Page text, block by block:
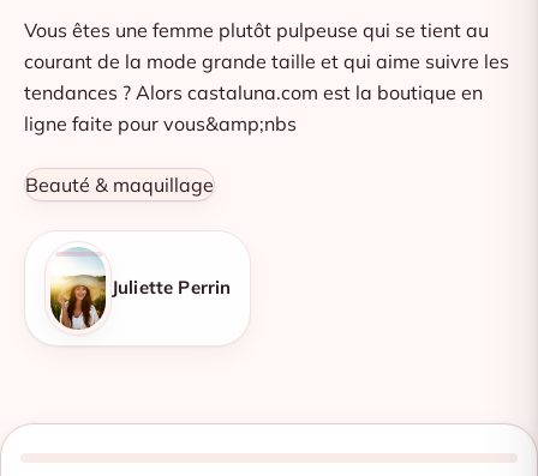
Vous êtes une femme plutôt pulpeuse qui se tient au
courant de la mode grande taille et qui aime suivre les
tendances ? Alors castaluna.com est la boutique en
ligne faite pour vous&amp;nbs
Beauté & maquillage
Juliette Perrin